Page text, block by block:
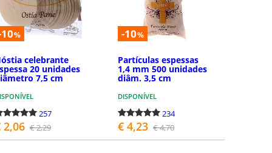
%
celebrante
20 unidades
7,5 cm
257
2,06 € 2,29
-10%
Partículas espessas
1,4 mm 500 unidades
diâm. 3,5 cm
DISPONÍVEL
234
€ 4,23 € 4,70